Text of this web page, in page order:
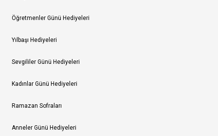
Öğretmenler Günü Hediyeleri
Yılbaşı Hediyeleri
Sevgililer Günü Hediyeleri
Kadınlar Günü Hediyeleri
Ramazan Sofraları
Anneler Günü Hediyeleri